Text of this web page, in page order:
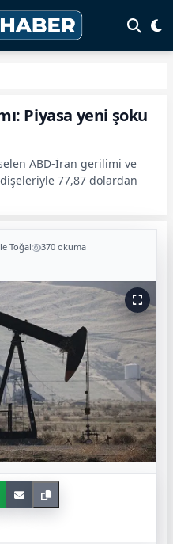
Piyasa yeni şoku
ABD-İran gerilimi ve
77,87 dolardan
Toğal 370 okuma